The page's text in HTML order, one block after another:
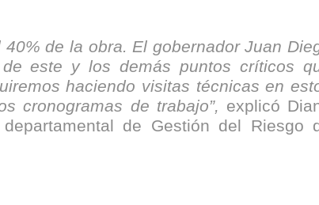
sin precedentes: El Valle y la nación refuerzan
dignidad a las personas con discapacidad de
fortalece la respuesta frente a tres
de la obra. El gobernador Juan
este y los demás puntos críticos
haciendo visitas técnicas en
cronogramas de trabajo”, explicó
de Gestión del Riesgo